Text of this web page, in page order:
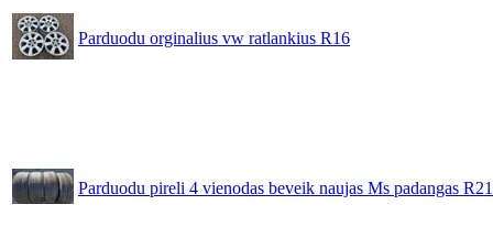
Parduodu orginalius vw ratlankius R16
Parduodu pireli 4 vienodas beveik naujas Ms padangas